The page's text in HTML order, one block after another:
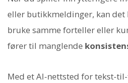
eller butikkmeldinger, kan det
bruke samme forteller eller
fører til manglende
Med et AI-nettsted for tekst-